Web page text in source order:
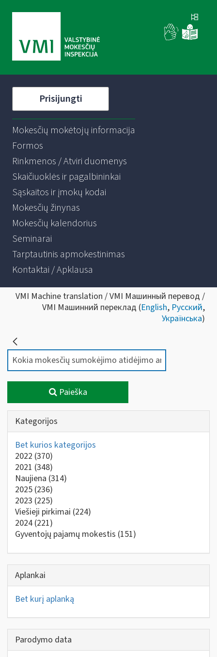
Prisijungti
Mokesčių mokėtojų informacija
Formos
Rinkmenos / Atviri duomenys
Skaičiuoklės ir pagalbininkai
Sąskaitos ir įmokų kodai
Mokesčių žinynas
Mokesčių kalendorius
Seminarai
Tarptautinis apmokestinimas
Kontaktai / Apklausa
VMI Machine translation / VMI Машинный перевод /
VMI Машинний переклад (English, Русский,
Українська)
Paieška
Kategorijos
Bet kurios kategorijos
2022 (370)
2021 (348)
Naujiena (314)
2025 (236)
2023 (225)
Viešieji pirkimai (224)
2024 (221)
Gyventojų pajamų mokestis (151)
Aplankai
Bet kurį aplanką
Parodymo data